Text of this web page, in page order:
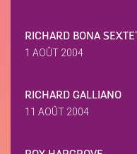
RICHARD BONA SEXTET
1 AOÛT 2004
RICHARD GALLIANO
11 AOÛT 2004